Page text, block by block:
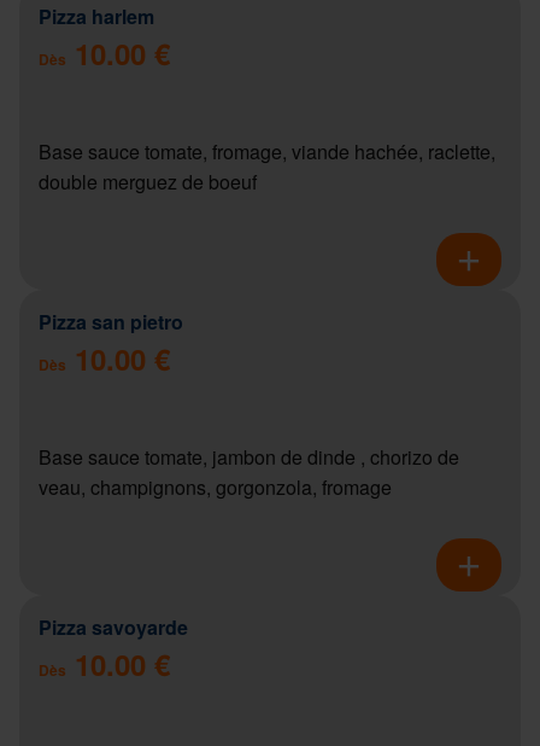
Pizza harlem
Dès 10.00 €
Base sauce tomate, fromage, viande hachée, raclette,
double merguez de boeuf
Pizza san pietro
Dès 10.00 €
Base sauce tomate, jambon de dinde , chorizo de
veau, champignons, gorgonzola, fromage
Pizza savoyarde
Dès 10.00 €